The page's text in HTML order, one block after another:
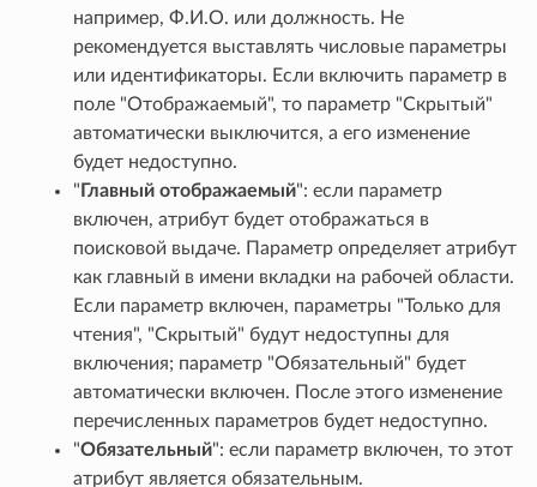
например, Ф.И.О. или должность. Не
рекомендуется выставлять числовые параметры
или идентификаторы. Если включить параметр в
поле "Отображаемый", то параметр "Скрытый"
автоматически выключится, а его изменение
будет недоступно.
" Главный отображаемый": если параметр
включен, атрибут будет отображаться в
поисковой выдаче. Параметр определяет атрибут
как главный в имени вкладки на рабочей области.
Если параметр включен, параметры "Только для
чтения", "Скрытый" будут недоступны для
включения; параметр "Обязательный" будет
автоматически включен. После этого изменение
перечисленных параметров будет недоступно.
"Обязательный": если параметр включен, то этот
атрибут является обязательным.